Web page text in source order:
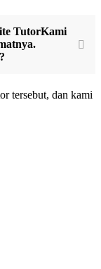
TutorKami
tersebut, dan kami